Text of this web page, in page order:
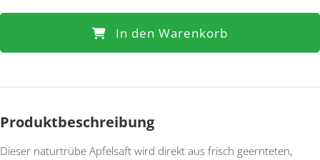
In den Warenkorb
Produktbeschreibung
Dieser naturtrübe Apfelsaft wird direkt aus frisch geernteten,